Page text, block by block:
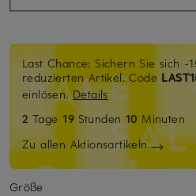
Last Chance: Sichern Sie sich -
reduzierten Artikel. Code
einlösen.Details
2 Tage19 Stunden 10 Minuten
Zu allen Aktionsartikeln
Größe